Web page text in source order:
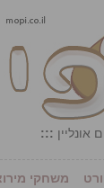
אונליין :::
משחקי